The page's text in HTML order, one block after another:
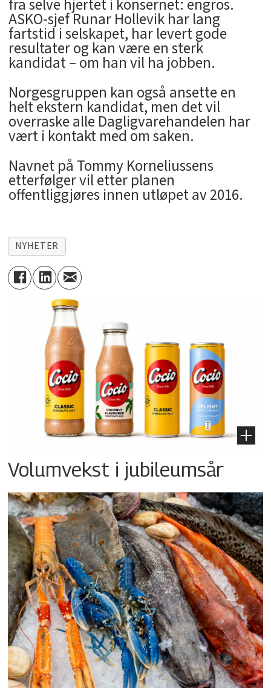
fra selve hjertet i konsernet: engros.
ASKO-sjef Runar Hollevik har lang
fartstid i selskapet, har levert gode
resultater og kan være en sterk
kandidat – om han vil ha jobben.
Norgesgruppen kan også ansette en
helt ekstern kandidat, men det vil
overraske alle Dagligvarehandelen har
vært i kontakt med om saken.
Navnet på Tommy Korneliussens
etterfølger vil etter planen
offentliggjøres innen utløpet av 2016.
NYHETER
Volumvekst i jubileumsår